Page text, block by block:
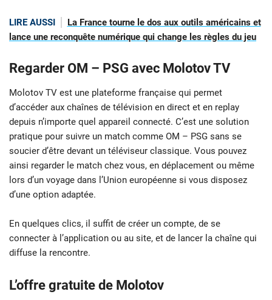
LIRE AUSSI
La France tourne le dos aux outils américains et
lance une reconquête numérique qui change les règles du jeu
Regarder OM – PSG avec Molotov TV
Molotov TV est une plateforme française qui permet
d’accéder aux chaînes de télévision en direct et en replay
depuis n’importe quel appareil connecté. C’est une solution
pratique pour suivre un match comme OM – PSG sans se
soucier d’être devant un téléviseur classique. Vous pouvez
ainsi regarder le match chez vous, en déplacement ou même
lors d’un voyage dans l’Union européenne si vous disposez
d’une option adaptée.
En quelques clics, il suffit de créer un compte, de se
connecter à l’application ou au site, et de lancer la chaîne qui
diffuse la rencontre.
L’offre gratuite de Molotov